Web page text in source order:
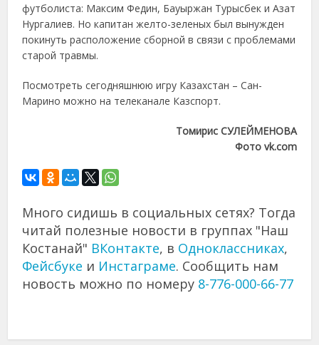
футболиста: Максим Федин, Бауыржан Турысбек и Азат
Нургалиев. Но капитан желто-зеленых был вынужден
покинуть расположение сборной в связи с проблемами
старой травмы.
Посмотреть сегодняшнюю игру Казахстан – Сан-
Марино можно на телеканале Казспорт.
Томирис СУЛЕЙМЕНОВА
Фото vk.com
Много сидишь в социальных сетях? Тогда
читай полезные новости в группах "Наш
Костанай" ВКонтакте, в Одноклассниках,
Фейсбуке и Инстаграме. Сообщить нам
новость можно по номеру 8-776-000-66-77